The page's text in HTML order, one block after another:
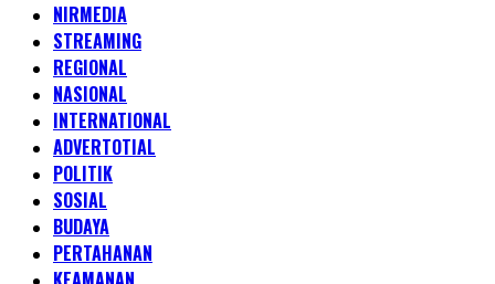
NIRMEDIA
STREAMING
REGIONAL
NASIONAL
INTERNATIONAL
ADVERTOTIAL
POLITIK
SOSIAL
BUDAYA
PERTAHANAN